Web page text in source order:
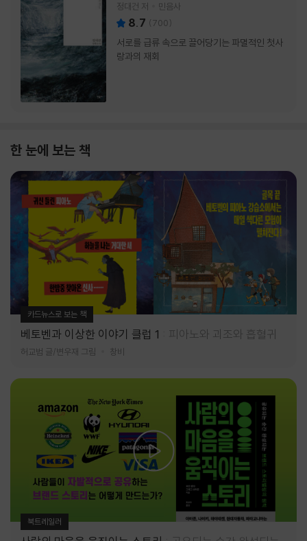
정대건 저 민음사
8.7 (700)
서로를 급류 속으로 끌어당기는 파멸적인 첫사
랑과의 재회
한 눈에 보는 책
카드뉴스로 보는 책
베토벤과 이상한 이야기 클럽 1 피아노와 괴조와 흡혈귀
허교범 글/변우재 그림 창비
북트레일러